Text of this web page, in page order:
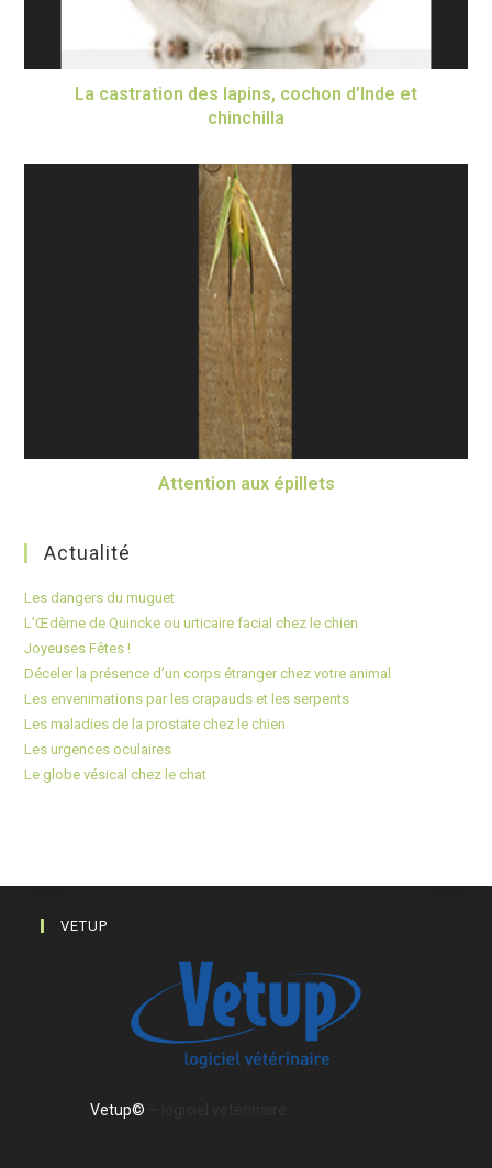
La castration des lapins, cochon d’Inde et
chinchilla
Attention aux épillets
Actualité
Les dangers du muguet
L’Œdème de Quincke ou urticaire facial chez le chien
Joyeuses Fêtes !
Déceler la présence d’un corps étranger chez votre animal
Les envenimations par les crapauds et les serpents
Les maladies de la prostate chez le chien
Les urgences oculaires
Le globe vésical chez le chat
VETUP
Vetup©